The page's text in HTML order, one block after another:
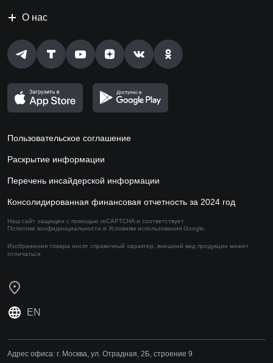
О нас
Пользовательское соглашение
Раскрытие информации
Перечень инсайдерской информации
Консолидированная финансовая отчетность за 2024 год
Наш сайт защищен с помощью reCAPTCHA и соответствует
Политике конфиденциальности и Условиям использования Google.
Изображения товара носят справочный характер, внешний вид продукции может
отличаться
EN
Адрес офиса: г. Москва, ул. Отрадная, 2Б, строение 9